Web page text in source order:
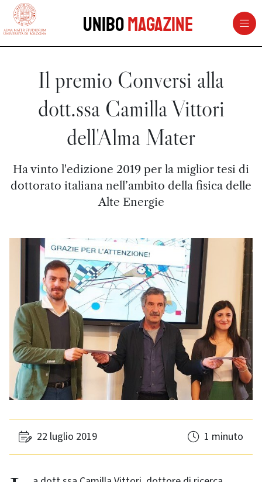
vai al contenuto della pagina
UniboMagazine
Il premio Conversi alla
dott.ssa Camilla Vittori
dell'Alma Mater
Ha vinto l'edizione 2019 per la miglior tesi di
dottorato italiana nell’ambito della fisica delle
Alte Energie
22 luglio 2019 1 minuto